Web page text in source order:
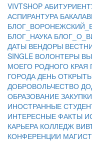
VIVTSHOP
АСПИРАНТУРА
БЛОГ_НАУКА
ДАТЫ ВЕНДОРЫ
SINGLE ВОЛОНТЕРЫ
МОЕГО РОДНОГО КРАЯ
ГОРОДА ДЕНЬ
ДОБРОВОЛЬЧЕСТВО
ОБРАЗОВАНИЕ ЗАКУПКИ
ИНОСТРАННЫЕ
ИНТЕРЕСНЫЕ ФАКТЫ
КАРЬЕРА КОЛЛЕДЖ
КОНФЕРЕНЦИИ